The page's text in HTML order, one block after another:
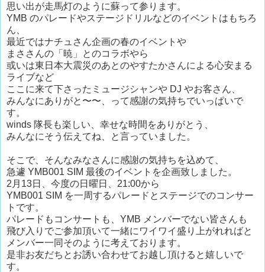
思い出が走馬灯のように蘇って参ります。
YMB のパレードやステージドリルなどのイベントはもちろ
ん、
最近ではナチュさん企画の春のイベントや
まささんの「暁」とのコラボやら
或いは東日本大震災のあとのやすたかさんによる心安まる
ライブなど
ここに来て下さったミュージシャンや DJ やお客さん、
みんなにありがと〜〜、って感謝の気持ちでいっぱいで
す。
winds 隊長も楽しい、幸せな時間をありがとう、
みんなにそう伝えてね、と言っていました。
そこで、そんなみなさんに感謝の気持ちを込めて、
急遽 YMB001 SIM 最後のイベントを企画致しました。
2月13日、今度の日曜日、21:00から
YMB001 SIM を一周するパレードとステージでのコンサー
トです。
パレードもコンサートも、YMB メンバーでない皆さんも
飛び入りでご参加頂いて一緒にワイワイ盛り上がれればと
メンバー一同そのように考えております。
是非お友だちとお誘い合わせてお越し頂けると嬉しいで
す。